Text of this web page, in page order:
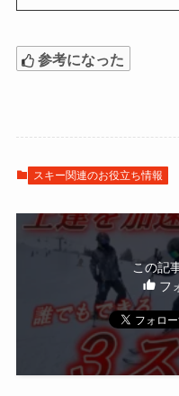
参考になった
スキー関連のお役立ち情報
この記
フ